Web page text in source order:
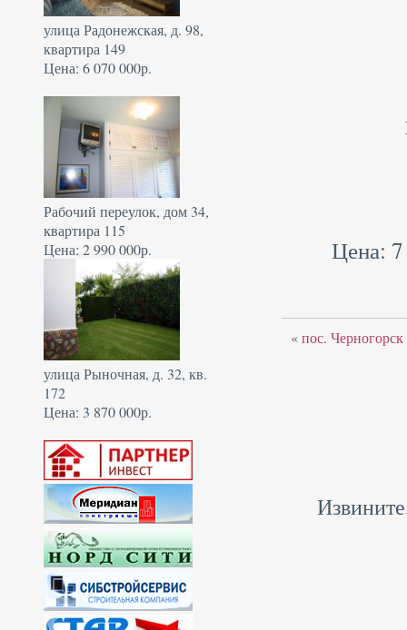
улица Радонежская, д. 98,
квартира 149
Цена: 6 070 000р.
Рабочий переулок, дом 34,
квартира 115
Цена: 2 990 000р.
улица Рыночная, д. 32, кв.
172
Цена: 3 870 000р.
Цена:
«пос.